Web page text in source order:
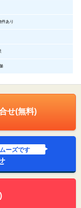
件あり
せ(無料)
ーズです